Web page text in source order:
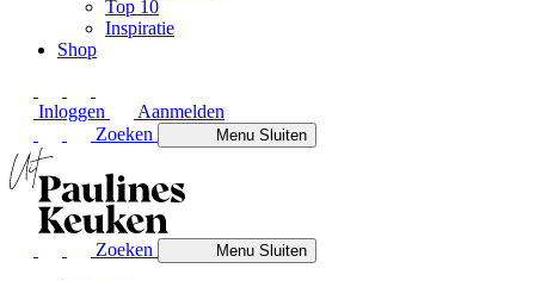
Top 10
Inspiratie
Shop
Inloggen
Aanmelden
Zoeken
MenuSluiten
Zoeken MenuSluiten